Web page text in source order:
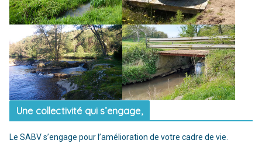
Une collectivité qui s’engage,
Le SABV s’engage pour l’amélioration de votre cadre de vie.